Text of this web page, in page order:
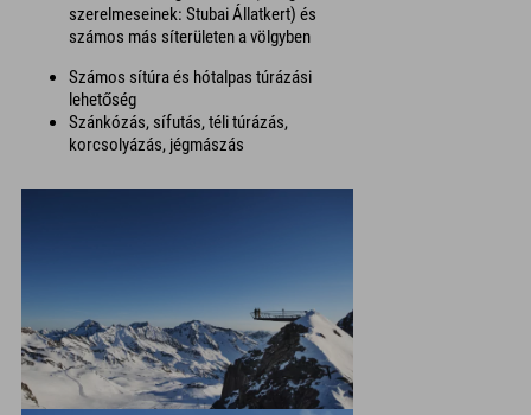
szerelmeseinek: Stubai Állatkert) és
számos más síterületen a völgyben
Számos sítúra és hótalpas túrázási
lehetőség
Szánkózás, sífutás, téli túrázás,
korcsolyázás, jégmászás